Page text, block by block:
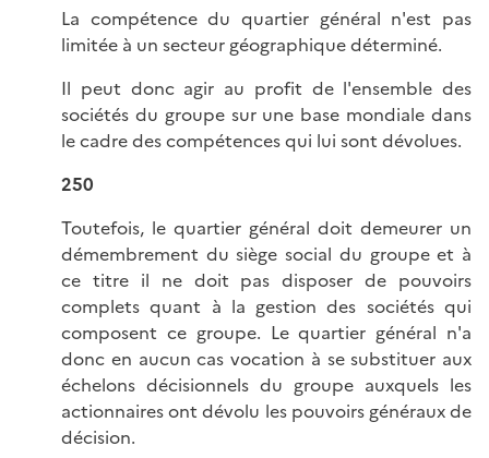
La compétence du quartier général n'est pas
limitée à un secteur géographique déterminé.
Il peut donc agir au profit de l'ensemble des
sociétés du groupe sur une base mondiale dans
le cadre des compétences qui lui sont dévolues.
250
Toutefois, le quartier général doit demeurer un
démembrement du siège social du groupe et à
ce titre il ne doit pas disposer de pouvoirs
complets quant à la gestion des sociétés qui
composent ce groupe. Le quartier général n'a
donc en aucun cas vocation à se substituer aux
échelons décisionnels du groupe auxquels les
actionnaires ont dévolu les pouvoirs généraux de
décision.